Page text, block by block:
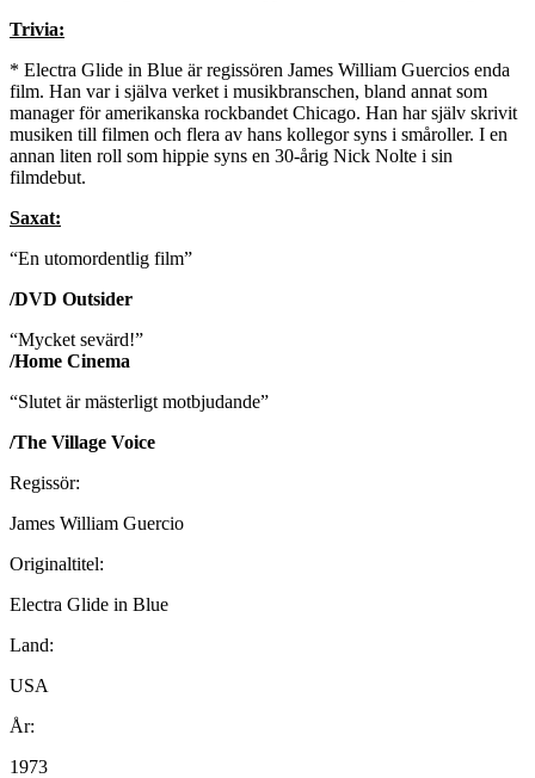
Trivia:
* Electra Glide in Blue är regissören James William Guercios enda
film. Han var i själva verket i musikbranschen, bland annat som
manager för amerikanska rockbandet Chicago. Han har själv skrivit
musiken till filmen och flera av hans kollegor syns i småroller. I en
annan liten roll som hippie syns en 30-årig Nick Nolte i sin
filmdebut.
Saxat:
“En utomordentlig film”
/DVD Outsider
“Mycket sevärd!”
/Home Cinema
“Slutet är mästerligt motbjudande”
/The Village Voice
Regissör:
James William Guercio
Originaltitel:
Electra Glide in Blue
Land:
USA
År:
1973